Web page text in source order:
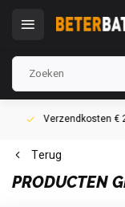
Verzendkosten €
Terug
PRODUCTEN